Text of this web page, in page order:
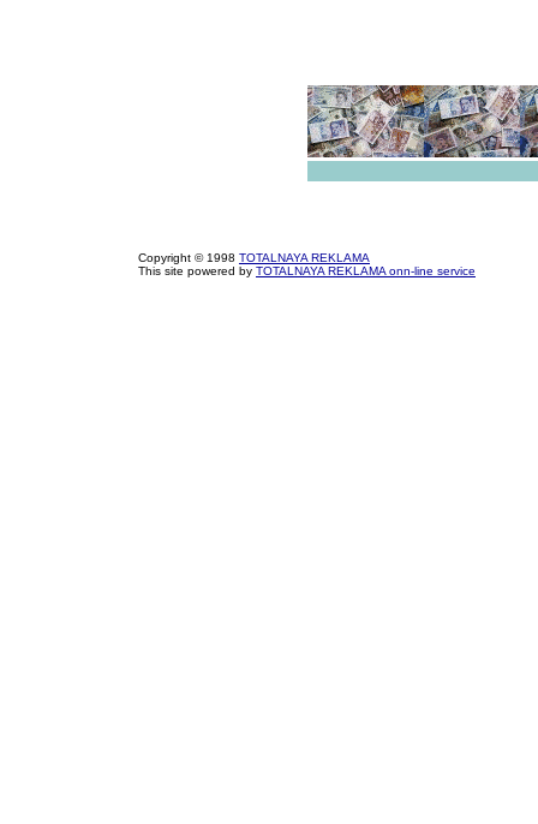
Copyright © 1998 TOTALNAYA REKLAMA
This site powered by TOTALNAYA REKLAMA onn-line service